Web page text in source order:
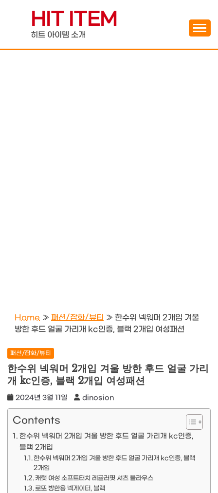
contentHIT ITEM
히트 아이템 소개
Home » 패션/잡화/뷰티 » 한수위 넥워머 2개입 겨울
방한 후드 얼굴 가리개 kc인증, 블랙 2개입 여성패션
패션/잡화/뷰티
한수위 넥워머 2개입 겨울 방한 후드 얼굴 가리
개 kc인증, 블랙 2개입 여성패션
2024년 3월 11일 dinosion
Contents
한수위 넥워머 2개입 겨울 방한 후드 얼굴 가리개 kc인증,
블랙 2개입
한수위 넥워머 2개입 겨울 방한 후드 얼굴 가리개 kc인증, 블랙
2개입
캐럿 여성 소프트터치 레귤러핏 셔츠 블라우스
로또 방한용 넥게이터, 블랙